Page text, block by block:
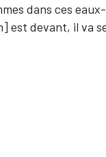
dans ces
est devant, il va